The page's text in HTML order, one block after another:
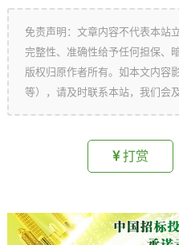
免责声明：文章内容不代表本站
完整性、准确性给予任何担保、
版权归原作者所有。如本文内容
等），请及时联系本站，我们会
打赏